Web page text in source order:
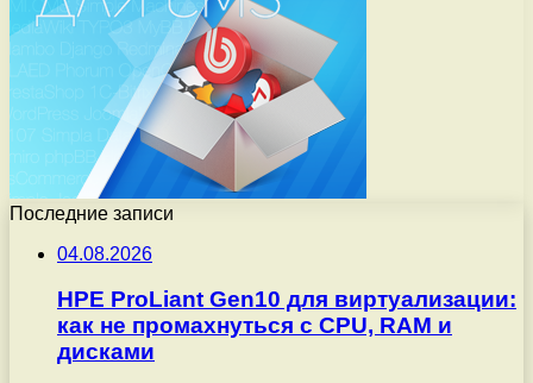
Последние записи
04.08.2026
HPE ProLiant Gen10 для виртуализации:
как не промахнуться с CPU, RAM и
дисками